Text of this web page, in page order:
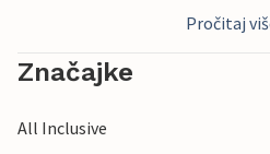
whirlpoolom ćete se osvježiti i
roštilju uz nju. Na imanju se
gdje možete pripremati razna jela.
Pročitaj
Značajke
All Inclusive